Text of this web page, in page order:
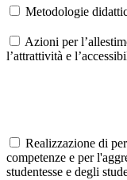
Metodologie
Azioni per
l’attrattività e
Realizzazione di
competenze e per
studentesse e degli